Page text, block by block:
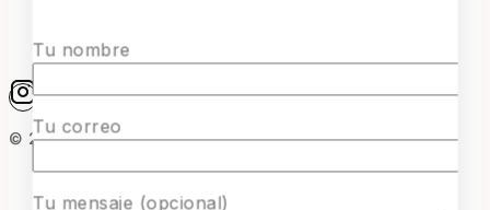
© 2026 Surmaquetas
Tu nombre
Tu correo
Tu mensaje (opcional)